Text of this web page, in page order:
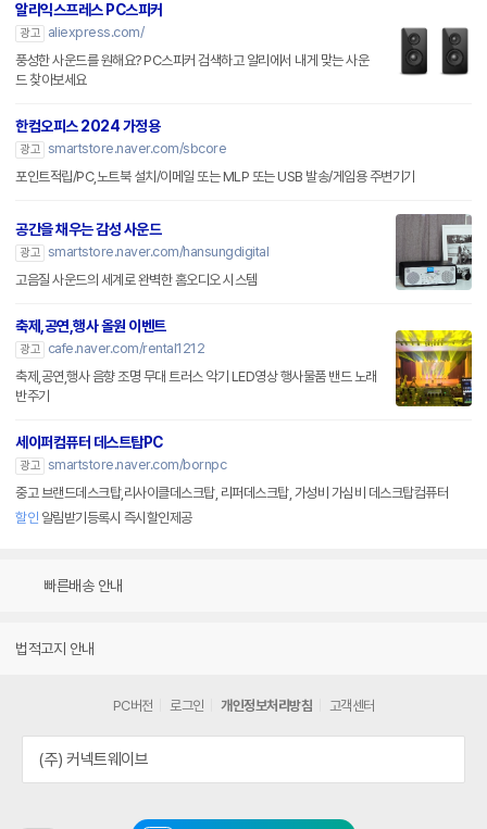
알리익스프레스 PC스피커
광고
aliexpress.com/
풍성한 사운드를 원해요? PC스피커 검색하고 알리에서 내게 맞는 사운
드 찾아보세요
한컴오피스 2024 가정용
광고 smartstore.naver.com/sbcore
포인트적립/PC,노트북 설치/이메일 또는 MLP 또는 USB 발송/게임용 주변기기
공간을 채우는 감성 사운드
광고 smartstore.naver.com/hansungdigital
고음질 사운드의 세계로 완벽한 홈오디오 시스템
축제,공연,행사 올원 이벤트
광고
cafe.naver.com/rental1212
축제,공연,행사 음향 조명 무대 트러스 악기 LED영상 행사물품 밴드 노래
반주기
세이퍼컴퓨터 데스트탑PC
광고 smartstore.naver.com/bornpc
중고 브랜드데스크탑,리사이클데스크탑, 리퍼데스크탑, 가성비 가심비 데스크탑컴퓨터
할인 알림받기등록시 즉시할인제공
빠른배송 안내
법적고지 안내
PC버전 로그인 개인정보처리방침 고객센터
(주) 커넥트웨이브